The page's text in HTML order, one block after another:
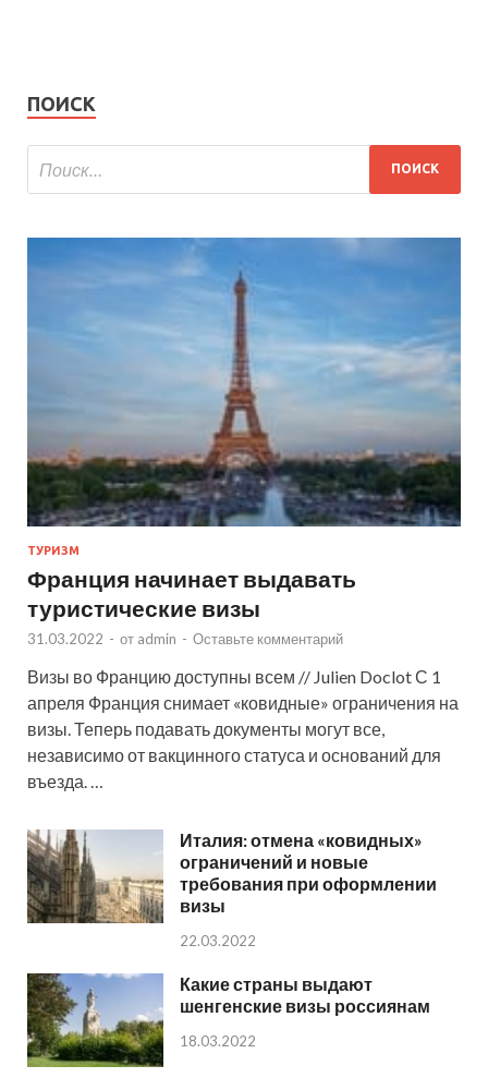
ПОИСК
ТУРИЗМ
Франция начинает выдавать
туристические визы
31.03.2022 - от admin - Оставьте комментарий
Визы во Францию доступны всем // Julien Doclot С 1
апреля Франция снимает «ковидные» ограничения на
визы. Теперь подавать документы могут все,
независимо от вакцинного статуса и оснований для
въезда. …
Италия: отмена «ковидных»
ограничений и новые
требования при оформлении
визы
22.03.2022
Какие страны выдают
шенгенские визы россиянам
18.03.2022